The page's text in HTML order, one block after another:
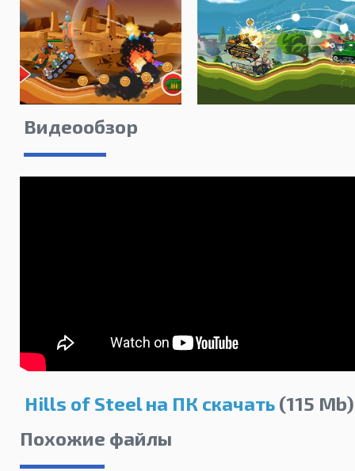
Видеообзор
Hills of Steel на ПК скачать (115 Mb)
Похожие файлы